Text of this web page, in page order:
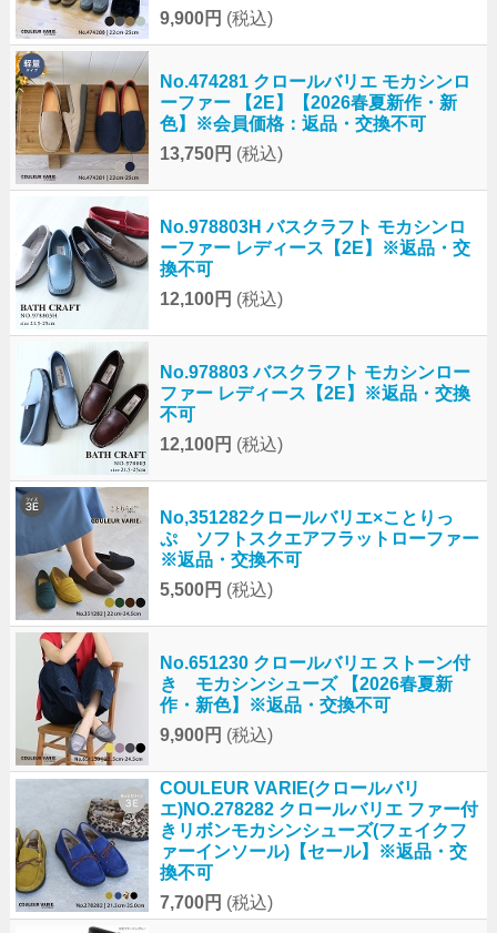
9,900円 (税込)
No.474281 クロールバリエ モカシンロ
ーファー 【2E】【2026春夏新作・新
色】※会員価格：返品・交換不可
13,750円 (税込)
No.978803H バスクラフト モカシンロ
ーファー レディース【2E】※返品・交
換不可
12,100円 (税込)
No.978803 バスクラフト モカシンロー
ファー レディース【2E】※返品・交換
不可
12,100円 (税込)
No,351282クロールバリエ×ことりっ
ぷ ソフトスクエアフラットローファー
※返品・交換不可
5,500円 (税込)
No.651230 クロールバリエ ストーン付
き モカシンシューズ 【2026春夏新
作・新色】※返品・交換不可
9,900円 (税込)
COULEUR VARIE(クロールバリ
エ)NO.278282 クロールバリエ ファー付
きリボンモカシンシューズ(フェイクフ
ァーインソール)【セール】※返品・交
換不可
7,700円 (税込)